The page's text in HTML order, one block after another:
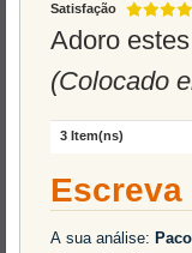
Satisfação
Adoro
(Colocado
3 Item(ns)
Escreva
A sua análise: